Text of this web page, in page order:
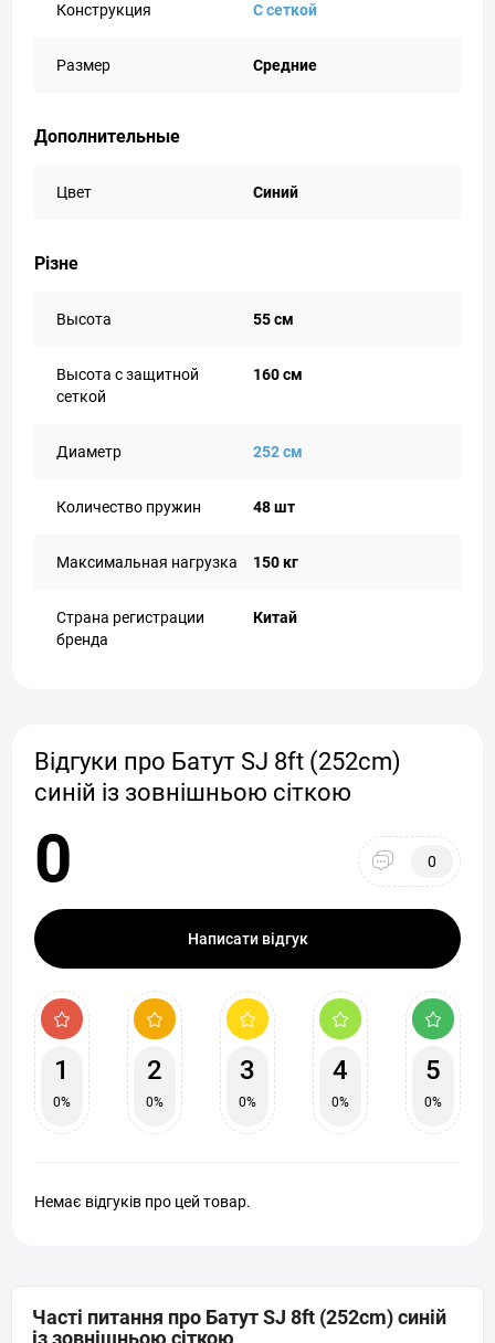
Конструкция С сеткой
Размер Средние
Дополнительные
Цвет Синий
Різне
Высота 55 см
Высота с защитной
сеткой
160 см
Диаметр 252 см
Количество пружин 48 шт
Максимальная нагрузка 150 кг
Страна регистрации
бренда
Китай
Відгуки про Батут SJ 8ft (252cm)
синій із зовнішньою сіткою
0 0
Написати відгук
1
0%
2
0%
3
0%
4
0%
5
0%
Немає відгуків про цей товар.
Часті питання про Батут SJ 8ft (252cm) синій
із зовнішньою сіткою